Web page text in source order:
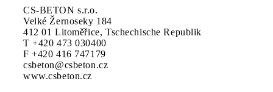
CS-BETON s.r.o.
Velké Žernoseky 184
412 01 Litoměřice, Tschechische Republik
T +420 473 030400
F +420 416 747179
csbeton@csbeton.cz
www.csbeton.cz